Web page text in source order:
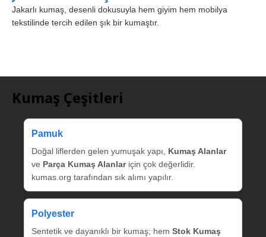
Jakarlı kumaş, desenli dokusuyla hem giyim hem mobilya
tekstilinde tercih edilen şık bir kumaştır.
Kumaş Çeşitleri
Pamuk
Doğal liflerden gelen yumuşak yapı, Kumaş Alanlar
ve Parça Kumaş Alanlariçin çok değerlidir.
kumas.org tarafından sık alımı yapılır.
Polyester
Sentetik ve dayanıklı bir kumaş; hem Stok Kumaş